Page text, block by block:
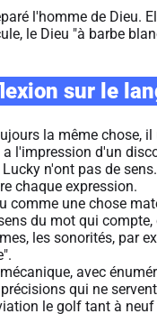
l'homme de Dieu.
le Dieu "à barbe
sur le
la même chose,
l'impression d'un
n'ont pas de
chaque expression.
comme une chose
du mot qui
les sonorités, par
avec
qui ne
le golf tant à